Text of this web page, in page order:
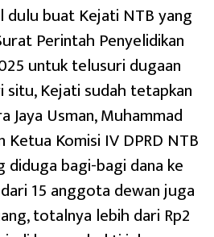
dulu buat Kejati NTB yang
Perintah Penyelidikan
untuk telusuri dugaan
situ, Kejati sudah tetapkan
Jaya Usman, Muhammad
Ketua Komisi IV DPRD NTB
diduga bagi-bagi dana ke
15 anggota dewan juga
totalnya lebih dari Rp2